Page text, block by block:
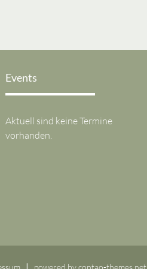
Events
Aktuell sind keine Termine
vorhanden.
powered bycontao-themes.net